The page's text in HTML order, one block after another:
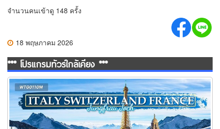
จำนวนคนเข้าดู 148 ครั้ง
18 พฤษภาคม 2026
*** โปรแกรมทัวร์ใกล้เคียง ***
ทัวร์อิตาลี สวิตเซอร์แลนด์ ฝรั่งเศส 10 วัน 7 คืน (TG)